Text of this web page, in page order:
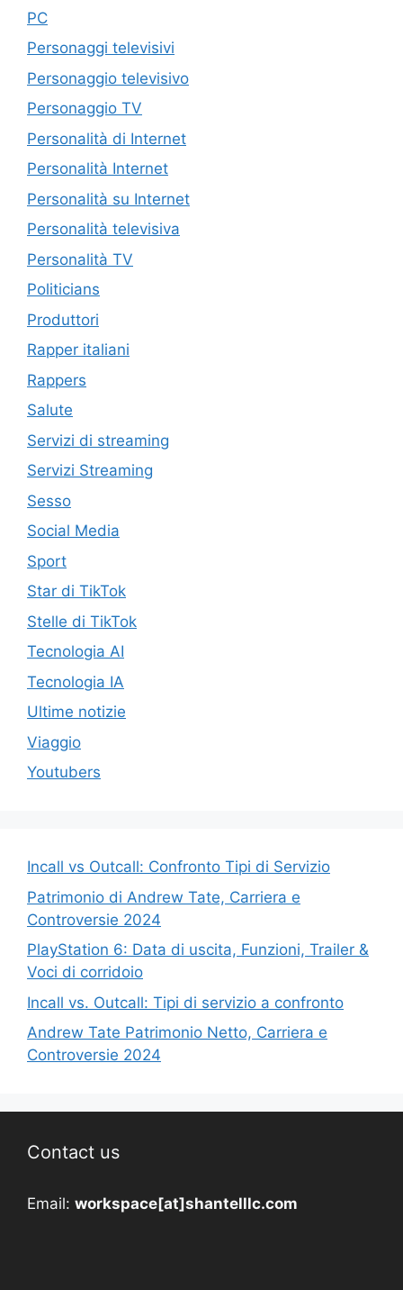
PC
Personaggi televisivi
Personaggio televisivo
Personaggio TV
Personalità di Internet
Personalità Internet
Personalità su Internet
Personalità televisiva
Personalità TV
Politicians
Produttori
Rapper italiani
Rappers
Salute
Servizi di streaming
Servizi Streaming
Sesso
Social Media
Sport
Star di TikTok
Stelle di TikTok
Tecnologia AI
Tecnologia IA
Ultime notizie
Viaggio
Youtubers
Incall vs Outcall: Confronto Tipi di Servizio
Patrimonio di Andrew Tate, Carriera e
Controversie 2024
PlayStation 6: Data di uscita, Funzioni, Trailer &
Voci di corridoio
Incall vs. Outcall: Tipi di servizio a confronto
Andrew Tate Patrimonio Netto, Carriera e
Controversie 2024
Contact us
Email: workspace[at]shantelllc.com